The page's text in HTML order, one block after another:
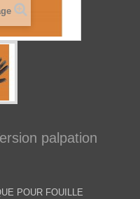
palpation
POUR FOUILLE